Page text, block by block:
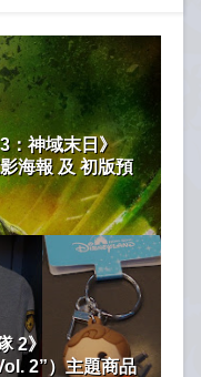
：神域末日》
海報 及 初版預
2》
2”）主題商品